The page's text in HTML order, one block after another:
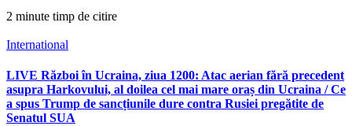
2 minute timp de citire
International
LIVE Război în Ucraina, ziua 1200: Atac aerian fără precedent
asupra Harkovului, al doilea cel mai mare oraș din Ucraina / Ce
a spus Trump de sancțiunile dure contra Rusiei pregătite de
Senatul SUA